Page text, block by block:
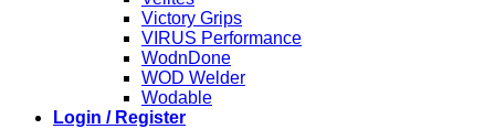
Victory Grips
VIRUS Performance
WodnDone
WOD Welder
Wodable
Login / Register